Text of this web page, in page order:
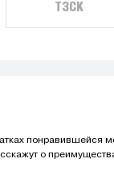
ТЗСК
понравившейся
о